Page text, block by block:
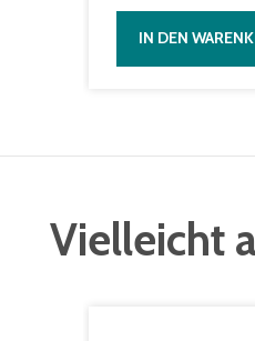
IN DEN
Vielleicht